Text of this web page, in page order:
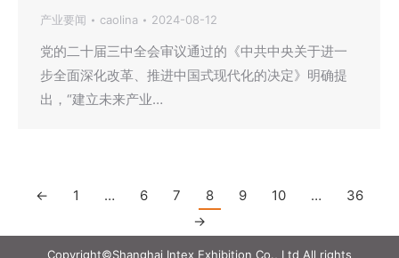
产业要闻 caolina 2024-08-12
党的二十届三中全会审议通过的《中共中央关于进一
步全面深化改革、推进中国式现代化的决定》明确提
出，“建立未来产业…
← 1 … 6 7 8 9 10 …
36
→
Copyright©Shanghai Intex Exhibition Co., Ltd All rights